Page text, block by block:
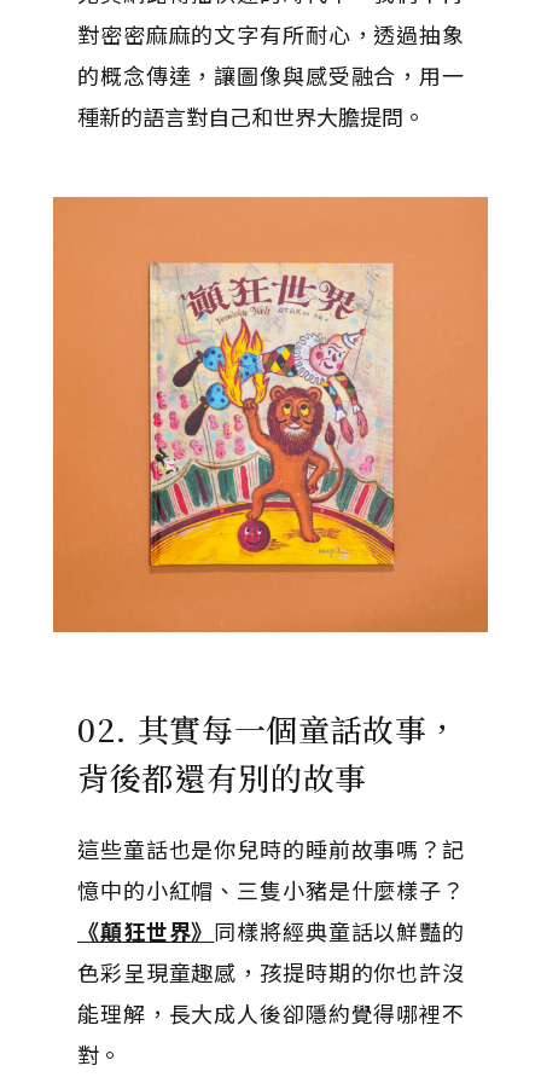
對密密麻麻的文字有所耐心，透過抽象
的概念傳達，讓圖像與感受融合，用一
種新的語言對自己和世界大膽提問。
02. 其實每一個童話故事，
背後都還有別的故事
這些童話也是你兒時的睡前故事嗎？記
憶中的小紅帽、三隻小豬是什麼樣子？
《顛狂世界》 同樣將經典童話以鮮豔的
色彩呈現童趣感，孩提時期的你也許沒
能理解，長大成人後卻隱約覺得哪裡不
對。